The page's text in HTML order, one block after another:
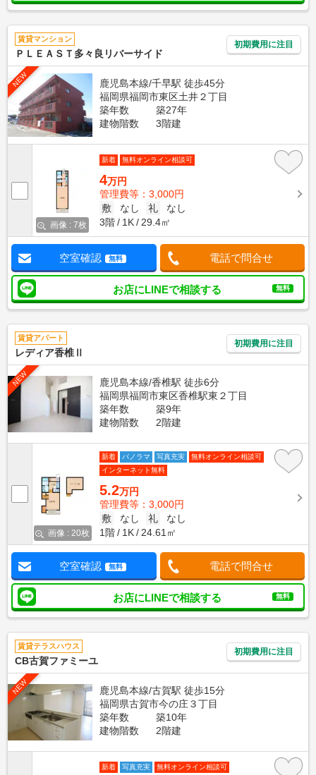
賃貸マンション
ＰＬＥＡＳＴ多々良リバーサイド
初期費用に注目
NEW
鹿児島本線/千早駅 徒歩45分
福岡県福岡市東区土井２丁目
築年数
築27年
建物階数
3階建
画像 : 7枚
新着 無料オンライン相談可
4万円
管理費等：3,000円
敷
なし 礼
なし
3階
1K 29.4㎡
空室確認 無料 電話で問合せ
お店にLINEで相談する 無料
賃貸アパート
レディア香椎Ⅱ
初期費用に注目
NEW
鹿児島本線/香椎駅 徒歩6分
福岡県福岡市東区香椎駅東２丁目
築年数
築9年
建物階数
2階建
画像 : 20枚
新着 パノラマ 写真充実
無料オンライン相談可
インターネット無料
5.2万円
管理費等：3,000円
敷
なし 礼
なし
1階
1K 24.61㎡
空室確認 無料 電話で問合せ
お店にLINEで相談する 無料
賃貸テラスハウス
CB古賀ファミーユ
初期費用に注目
NEW
鹿児島本線/古賀駅 徒歩15分
福岡県古賀市今の庄３丁目
築年数
築10年
建物階数
2階建
新着 写真充実 無料オンライン相談可